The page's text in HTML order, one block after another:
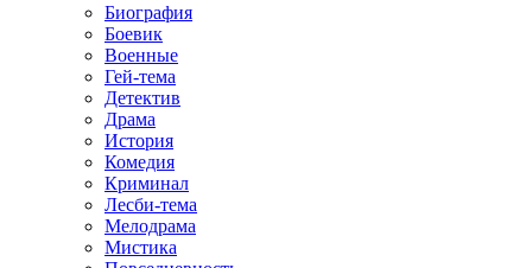
Биография
Боевик
Военные
Гей-тема
Детектив
Драма
История
Комедия
Криминал
Лесби-тема
Мелодрама
Мистика